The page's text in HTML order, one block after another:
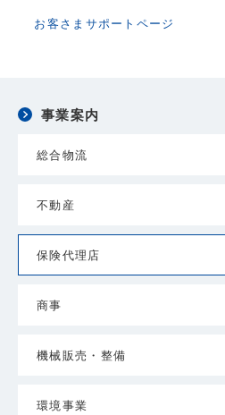
お客さまサポートページ
事業案内
総合物流
不動産
保険代理店
商事
機械販売・整備
環境事業